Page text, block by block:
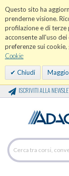
Questo sito ha
prenderne visione.
profilazione e di terze
acconsente all'uso
preferenze sui
Cookie
Chiudi
ISCRIVITI ALLA